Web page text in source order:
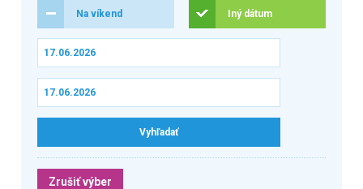
Na víkend Iný dátum
Zrušiť výber